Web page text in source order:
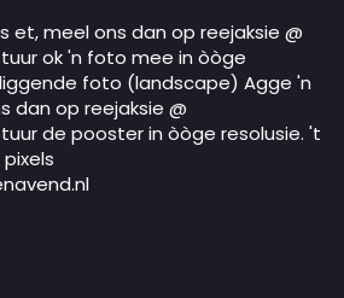
et, meel ons dan op reejaksie @
ok 'n foto mee in òòge
foto (landscape) Agge 'n
dan op reejaksie @
de pooster in òòge resolusie. 't